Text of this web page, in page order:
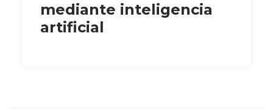
mediante inteligencia
artificial